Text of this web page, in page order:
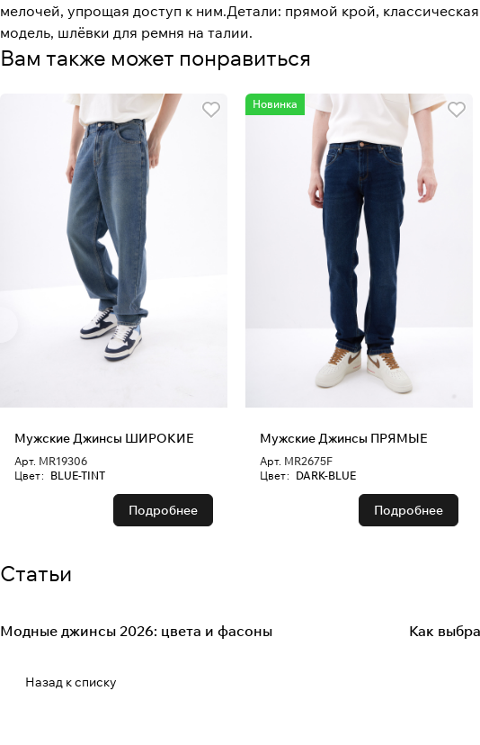
мелочей, упрощая доступ к ним.Детали: прямой крой,
модель, шлёвки для ремня на талии.
Вам также может понравиться
Мужские Джинсы ШИРОКИЕ
Арт. MR19306
Цвет: BLUE-TINT
Подробнее
Новинка
Мужские Джинсы ПРЯМЫЕ
Арт. MR2675F
Цвет: DARK-BLUE
Подробнее
Статьи
Fashion Denim
Модные джинсы 2026: цвета и фасоны Советы
Как
Назад к списку